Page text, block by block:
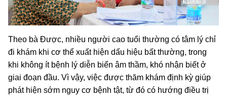
Theo bà Được, nhiều người cao tuổi thường có tâm lý chỉ
đi khám khi cơ thể xuất hiện dấu hiệu bất thường, trong
khi không ít bệnh lý diễn biến âm thầm, khó nhận biết ở
giai đoạn đầu. Vì vậy, việc được thăm khám định kỳ giúp
phát hiện sớm nguy cơ bệnh tật, từ đó có hướng điều trị